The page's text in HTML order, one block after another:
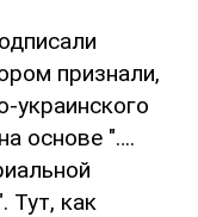
признали,
украинского
основе "….
Тут, как